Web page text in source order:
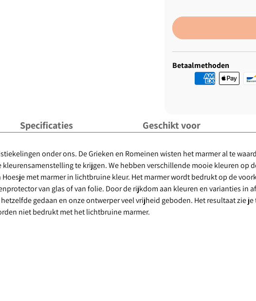
Betaalmethoden
Specificaties Geschikt voor
onder ons. De Grieken en Romeinen wisten het marmer al te
te krijgen. We hebben verschillende mooie kleuren op
met marmer in lichtbruine kleur. Het marmer wordt bedrukt op de
van glas of van folie. Door de rijkdom aan kleuren en varianties in
gedaan en onze ontwerper veel vrijheid geboden. Het resultaat zie
niet bedrukt met het lichtbruine marmer.